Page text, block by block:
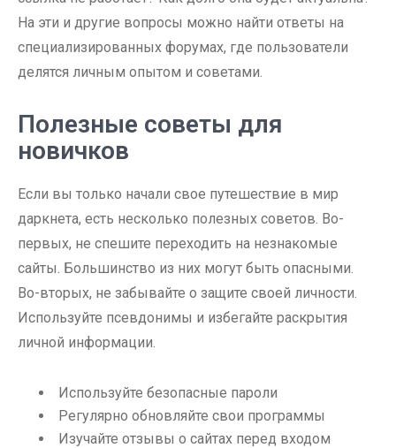
На эти и другие вопросы можно найти ответы на
специализированных форумах, где пользователи
делятся личным опытом и советами.
Полезные советы для
новичков
Если вы только начали свое путешествие в мир
даркнета, есть несколько полезных советов. Во-
первых, не спешите переходить на незнакомые
сайты. Большинство из них могут быть опасными.
Во-вторых, не забывайте о защите своей личности.
Используйте псевдонимы и избегайте раскрытия
личной информации.
Используйте безопасные пароли
Регулярно обновляйте свои программы
Изучайте отзывы о сайтах перед входом